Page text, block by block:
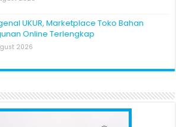
UKUR, Marketplace Toko Bahan
Online Terlengkap
2026